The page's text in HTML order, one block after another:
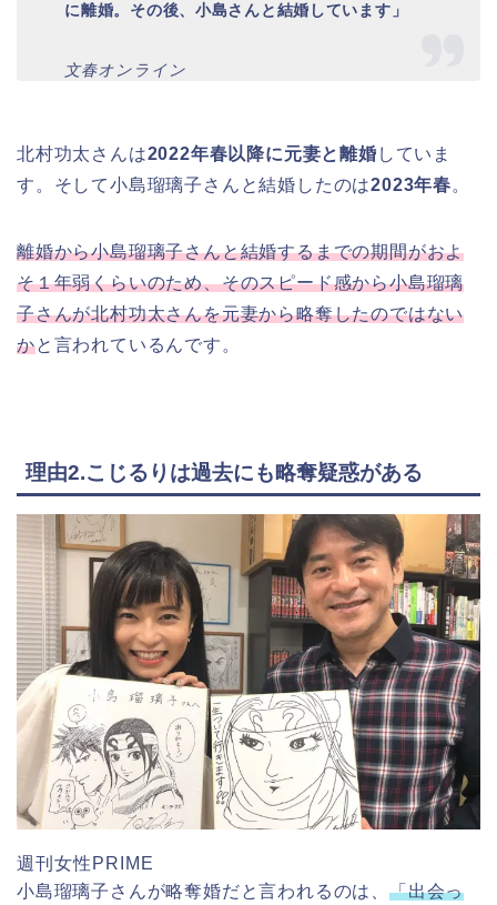
に離婚。その後、小島さんと結婚しています」
文春オンライン
北村功太さんは2022年春以降に元妻と離婚 していま
す。そして小島瑠璃子さんと結婚したのは2023年春。
離婚から小島瑠璃子さんと結婚するまでの期間がおよ
そ１年弱くらいのため、そのスピード感から小島瑠璃
子さんが北村功太さんを元妻から略奪したのではない
かと言われているんです。
理由2.こじるりは過去にも略奪疑惑がある
週刊女性PRIME
小島瑠璃子さんが略奪婚だと言われるのは、 「出会っ